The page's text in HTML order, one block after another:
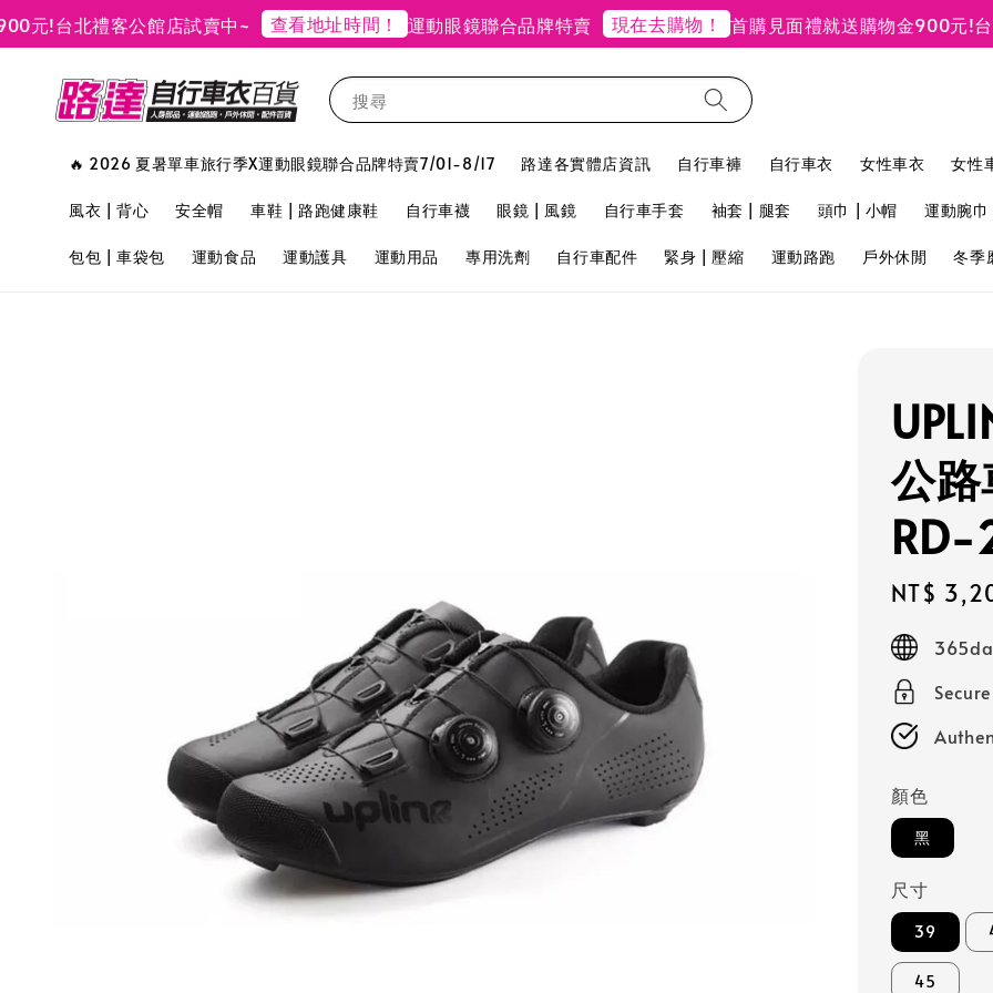
!台北禮客公館店試賣中~ 查看地址時間！ 運動眼鏡聯合品牌特賣 現在去購物！ 首購見面禮就送購物金900元!台北
搜尋
🔥 2026 夏暑單車旅行季X運動眼鏡聯合品牌特賣7/01-8/17 路達各實體店資訊 自行車褲 自行車衣 女性車衣 女性
風衣 | 背心 安全帽 車鞋 | 路跑健康鞋 自行車襪 眼鏡 | 風鏡 自行車手套 袖套 | 腿套 頭巾 | 小帽 運動腕巾
包包 | 車袋包 運動食品 運動護具 運動用品 專用洗劑 自行車配件 緊身 | 壓縮 運動路跑 戶外休閒 冬季
公
RD-
Sale
price
NT$
顏色
黑
尺寸
39
45